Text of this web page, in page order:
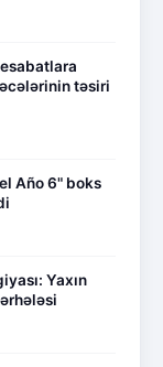
təsiri
Año 6" boks
Yaxın